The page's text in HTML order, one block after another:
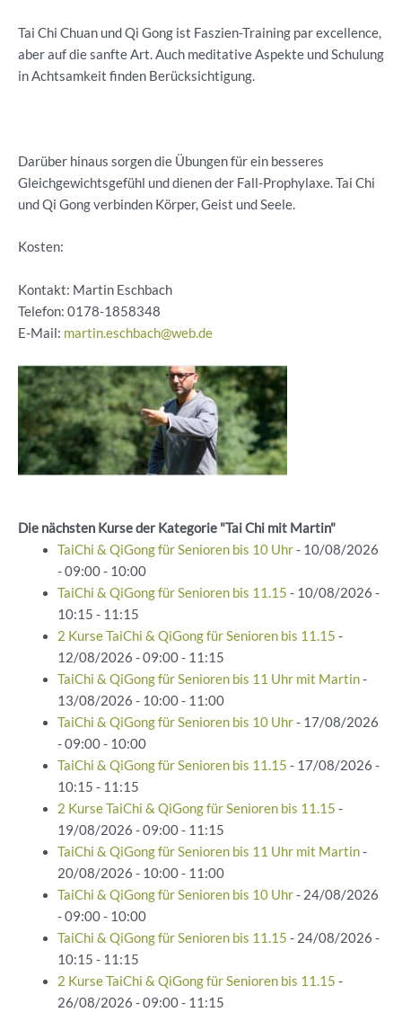
Tai Chi Chuan und Qi Gong ist Faszien-Training par excellence,
aber auf die sanfte Art. Auch meditative Aspekte und Schulung
in Achtsamkeit finden Berücksichtigung.
Darüber hinaus sorgen die Übungen für ein besseres
Gleichgewichtsgefühl und dienen der Fall-Prophylaxe. Tai Chi
und Qi Gong verbinden Körper, Geist und Seele.
Kosten:
Kontakt: Martin Eschbach
Telefon: 0178-1858348
E-Mail: martin.eschbach@web.de
Die nächsten Kurse der Kategorie "Tai Chi mit Martin"
TaiChi & QiGong für Senioren bis 10 Uhr- 10/08/2026
- 09:00 - 10:00
TaiChi & QiGong für Senioren bis 11.15 - 10/08/2026 -
10:15 - 11:15
2 Kurse TaiChi & QiGong für Senioren bis 11.15 -
12/08/2026 - 09:00 - 11:15
TaiChi & QiGong für Senioren bis 11 Uhr mit Martin-
13/08/2026 - 10:00 - 11:00
TaiChi & QiGong für Senioren bis 10 Uhr- 17/08/2026
- 09:00 - 10:00
TaiChi & QiGong für Senioren bis 11.15 - 17/08/2026 -
10:15 - 11:15
2 Kurse TaiChi & QiGong für Senioren bis 11.15 -
19/08/2026 - 09:00 - 11:15
TaiChi & QiGong für Senioren bis 11 Uhr mit Martin-
20/08/2026 - 10:00 - 11:00
TaiChi & QiGong für Senioren bis 10 Uhr- 24/08/2026
- 09:00 - 10:00
TaiChi & QiGong für Senioren bis 11.15 - 24/08/2026 -
10:15 - 11:15
2 Kurse TaiChi & QiGong für Senioren bis 11.15 -
26/08/2026 - 09:00 - 11:15